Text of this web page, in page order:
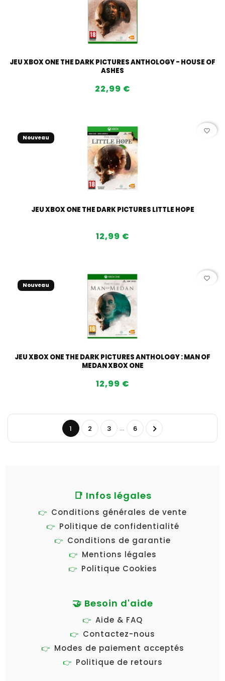
JEU XBOX ONE THE DARK PICTURES ANTHOLOGY - HOUSE OF
ASHES
22,99 €
Nouveau
JEU XBOX ONE THE DARK PICTURES LITTLE HOPE
12,99 €
favorite_border
Nouveau
JEU XBOX ONE THE DARK PICTURES ANTHOLOGY : MAN OF
MEDAN XBOX ONE
12,99 €
favorite_border
1 2 3 … 6 
📑 Infos légales
Conditions générales de vente
Politique de confidentialité
Conditions de garantie
Mentions légales
Politique Cookies
🤝 Besoin d'aide
Aide & FAQ
Contactez-nous
Modes de paiement acceptés
Politique de retours